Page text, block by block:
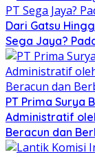
Dari Gatsu
Sega Jaya?
PT Prima Surya
Administratif
Beracun dan